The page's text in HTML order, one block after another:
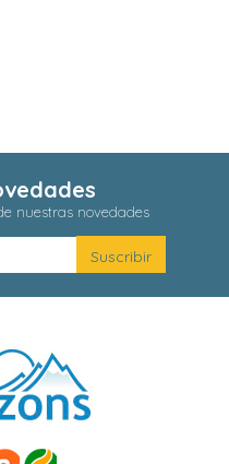
nuestras novedades